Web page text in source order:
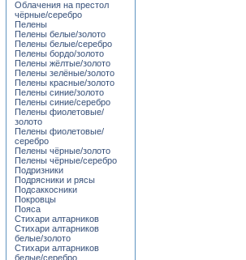
Облачения на престол
чёрные/серебро
Пелены
Пелены белые/золото
Пелены белые/серебро
Пелены бордо/золото
Пелены жёлтые/золото
Пелены зелёные/золото
Пелены красные/золото
Пелены синие/золото
Пелены синие/серебро
Пелены фиолетовые/
золото
Пелены фиолетовые/
серебро
Пелены чёрные/золото
Пелены чёрные/серебро
Подризники
Подрясники и рясы
Подсаккосники
Покровцы
Пояса
Стихари алтарников
Стихари алтарников
белые/золото
Стихари алтарников
белые/серебро